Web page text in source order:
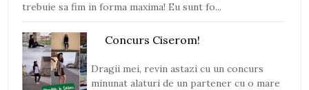
trebuie sa fim in forma maxima! Eu sunt fo...
Concurs Ciserom!
Dragii mei, revin astazi cu un concurs
minunat alaturi de un partener cu o mare